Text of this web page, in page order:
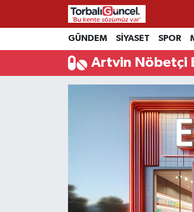
GÜNDEM SİYASET SPOR
Artvin Nöbetçi
İzmir Nöbetçi Eczaneler
İzmir Hava Durumu
İzmir Trafik Yoğunluk Haritası
Son Dakika Haberleri